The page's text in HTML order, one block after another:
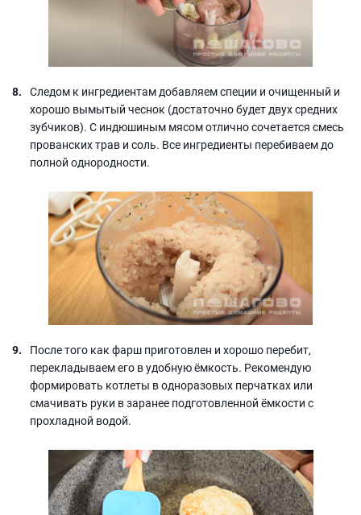
Следом к ингредиентам добавляем специи и очищенный и
хорошо вымытый чеснок (достаточно будет двух средних
зубчиков). С индюшиным мясом отлично сочетается смесь
прованских трав и соль. Все ингредиенты перебиваем до
полной однородности.
После того как фарш приготовлен и хорошо перебит,
перекладываем его в удобную ёмкость. Рекомендую
формировать котлеты в одноразовых перчатках или
смачивать руки в заранее подготовленной ёмкости с
прохладной водой.